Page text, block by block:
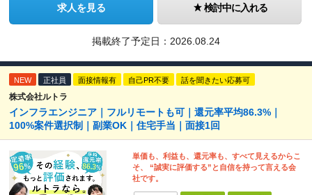
求人を見る 検討中に入れる
掲載終了予定日： 2026.08.24
NEW 正社員 面接情報有 自己PR不要 話を聞きたい応募可
株式会社ルトラ
インフラエンジニア｜フルリモートも可｜還元率平均86.3%｜
100%案件選択制｜副業OK｜住宅手当｜面接1回
単価も、利益も、還元率も、すべて見えるからこ
そ、 “誠実に評価する”と自信を持って言える会
社です。